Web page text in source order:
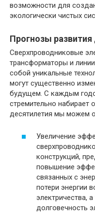
возможности для
экологически чистых
Прогнозы развития
Сверхпроводниковые
трансформаторы и
собой уникальные
могут существенно
будущем. С каждым
стремительно
десятилетия мы можем
Увеличение
конструкций,
повышение
связанных с
потери энергии
электричества,
долговечность